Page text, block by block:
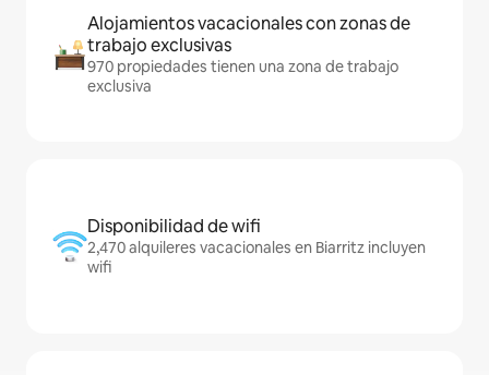
Alojamientos vacacionales con zonas de
trabajo exclusivas
970 propiedades tienen una zona de trabajo
exclusiva
Disponibilidad de wifi
2,470 alquileres vacacionales en Biarritz incluyen
wifi